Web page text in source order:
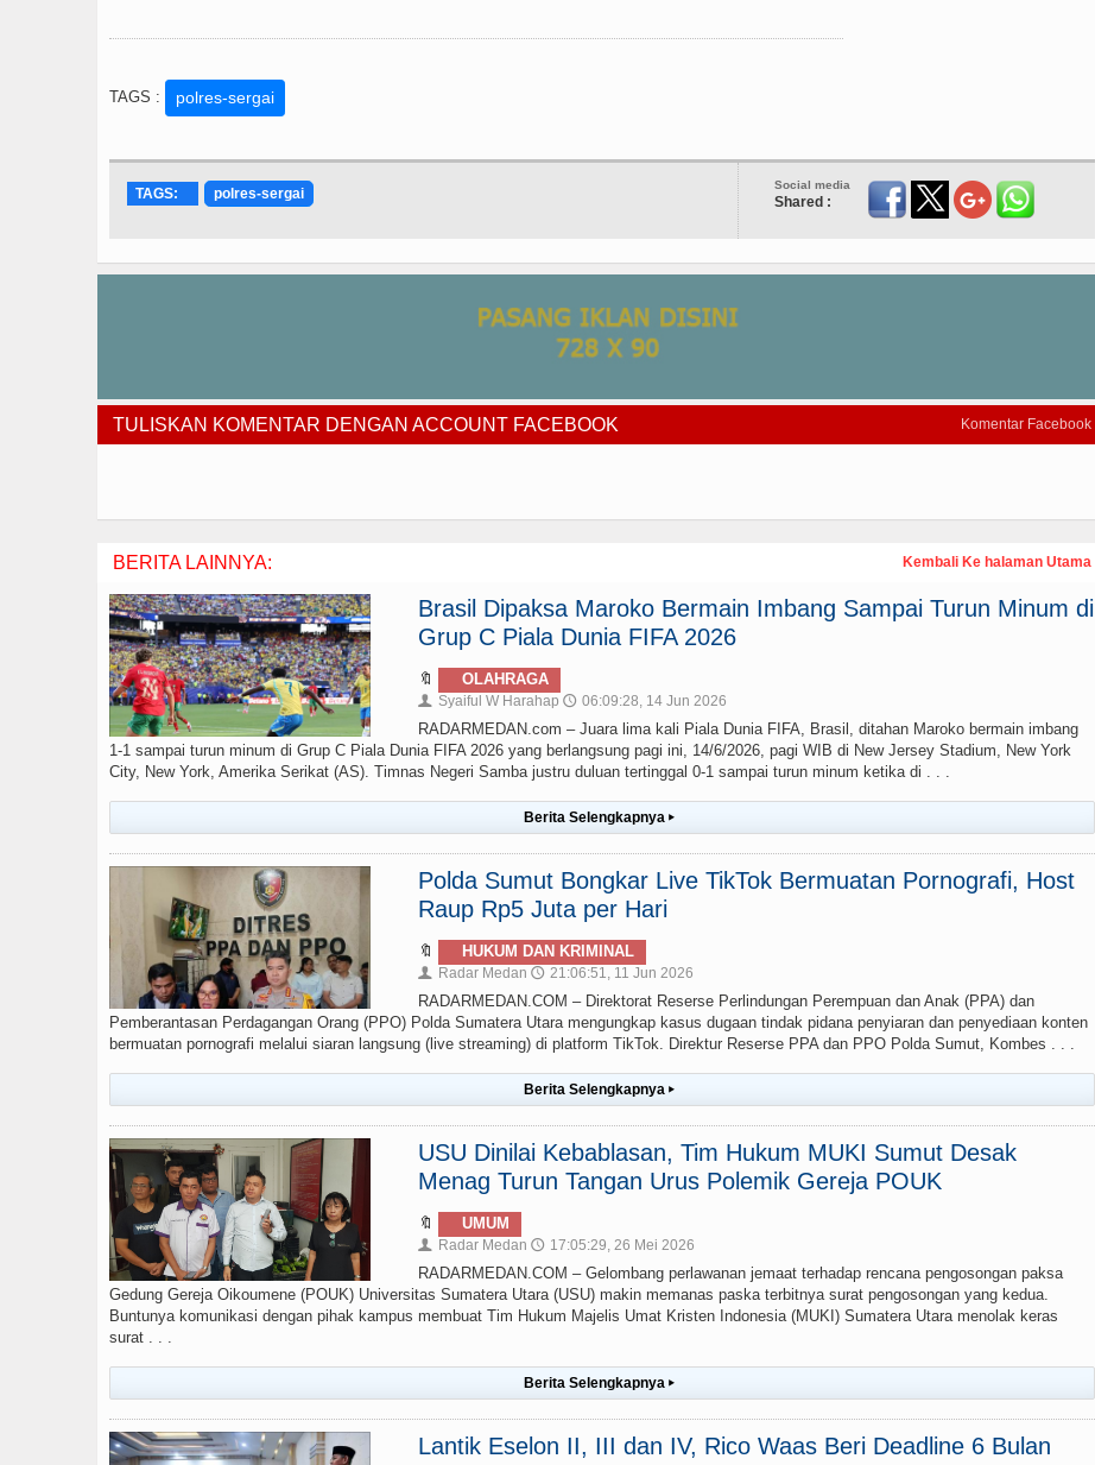
TAGS : polres-sergai
Social media
Shared :
TAGS: polres-sergai
Komentar Facebook
TULISKAN KOMENTAR DENGAN ACCOUNT FACEBOOK
Kembali Ke halaman Utama
BERITA LAINNYA:
Brasil Dipaksa Maroko Bermain Imbang Sampai Turun Minum di
Grup C Piala Dunia FIFA 2026
🔖 OLAHRAGA
👤 Syaiful W Harahap 🕔 06:09:28, 14 Jun 2026
RADARMEDAN.com – Juara lima kali Piala Dunia FIFA, Brasil, ditahan Maroko bermain imbang
1-1 sampai turun minum di Grup C Piala Dunia FIFA 2026 yang berlangsung pagi ini, 14/6/2026, pagi WIB di New Jersey Stadium, New York
City, New York, Amerika Serikat (AS). Timnas Negeri Samba justru duluan tertinggal 0-1 sampai turun minum ketika di . . .
Berita Selengkapnya ▸
Polda Sumut Bongkar Live TikTok Bermuatan Pornografi, Host
Raup Rp5 Juta per Hari
🔖 HUKUM DAN KRIMINAL
👤 Radar Medan 🕔 21:06:51, 11 Jun 2026
RADARMEDAN.COM – Direktorat Reserse Perlindungan Perempuan dan Anak (PPA) dan
Pemberantasan Perdagangan Orang (PPO) Polda Sumatera Utara mengungkap kasus dugaan tindak pidana penyiaran dan penyediaan konten
bermuatan pornografi melalui siaran langsung (live streaming) di platform TikTok. Direktur Reserse PPA dan PPO Polda Sumut, Kombes . . .
Berita Selengkapnya ▸
USU Dinilai Kebablasan, Tim Hukum MUKI Sumut Desak
Menag Turun Tangan Urus Polemik Gereja POUK
🔖 UMUM
👤 Radar Medan 🕔 17:05:29, 26 Mei 2026
RADARMEDAN.COM – Gelombang perlawanan jemaat terhadap rencana pengosongan paksa
Gedung Gereja Oikoumene (POUK) Universitas Sumatera Utara (USU) makin memanas paska terbitnya surat pengosongan yang kedua.
Buntunya komunikasi dengan pihak kampus membuat Tim Hukum Majelis Umat Kristen Indonesia (MUKI) Sumatera Utara menolak keras
surat . . .
Berita Selengkapnya ▸
Lantik Eselon II, III dan IV, Rico Waas Beri Deadline 6 Bulan